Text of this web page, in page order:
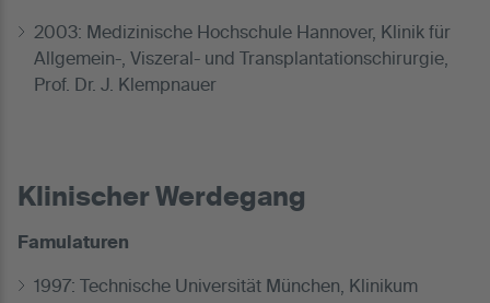
2003: Medizinische Hochschule Hannover, Klinik für
Allgemein-, Viszeral- und Transplantationschirurgie,
Prof. Dr. J. Klempnauer
Klinischer Werdegang
Famulaturen
1997: Technische Universität München, Klinikum